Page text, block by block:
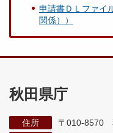
申請書ＤＬファイ
関係））
秋田県庁
住所
〒010-8570